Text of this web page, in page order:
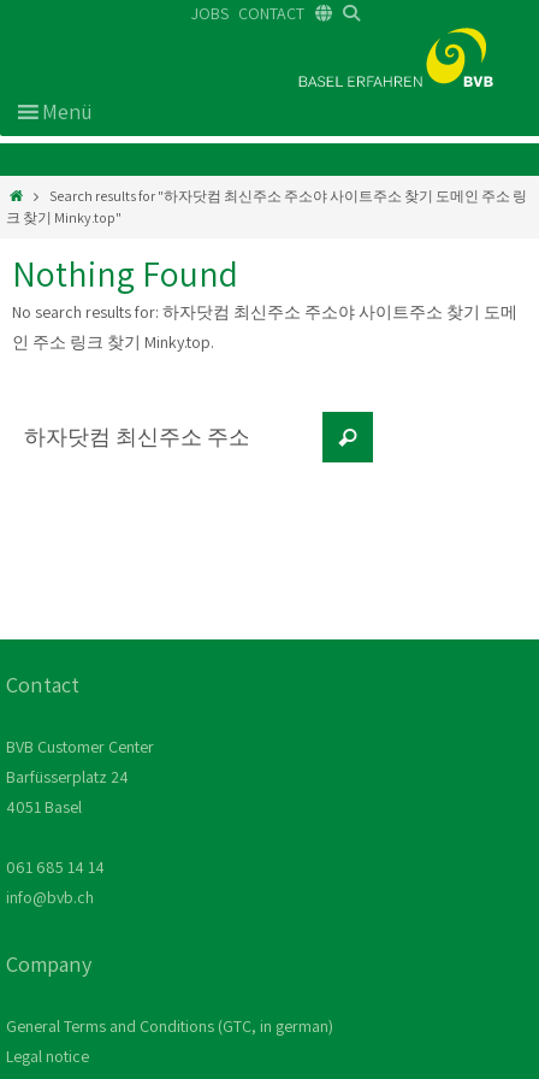
JOBS CONTACT
Search results for "하자닷컴 최신주소 주소야 사이트주소 찾기 도메인 주소 링
크 찾기 Minky.top"
Nothing Found
No search results for: 하자닷컴 최신주소 주소야 사이트주소 찾기 도메
인 주소 링크 찾기 Minky.top.
Contact
BVB Customer Center
Barfüsserplatz 24
4051 Basel
061 685 14 14
info@bvb.ch
Company
General Terms and Conditions (GTC, in german)
Legal notice